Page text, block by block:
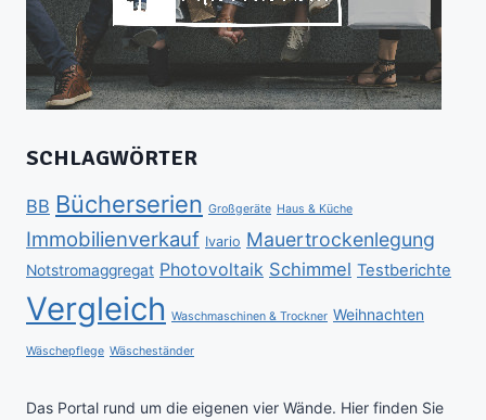
SCHLAGWÖRTER
BB Bücherserien Großgeräte Haus & Küche
Immobilienverkauf Ivario Mauertrockenlegung
Notstromaggregat Photovoltaik Schimmel Testberichte
Vergleich Waschmaschinen & Trockner Weihnachten
Wäschepflege Wäscheständer
Das Portal rund um die eigenen vier Wände. Hier finden Sie